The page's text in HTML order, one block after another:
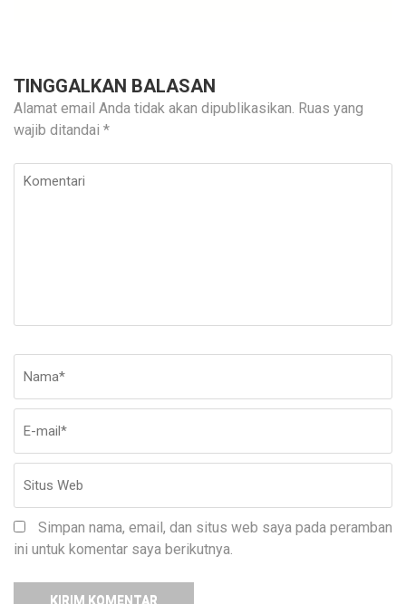
TINGGALKAN BALASAN
Alamat email Anda tidak akan dipublikasikan. Ruas yang
wajib ditandai *
Komentari
Simpan nama, email, dan situs web saya pada peramban
ini untuk komentar saya berikutnya.